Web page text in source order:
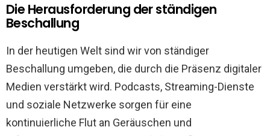
Die Herausforderung der ständigen
Beschallung
In der heutigen Welt sind wir von ständiger
Beschallung umgeben, die durch die Präsenz digitaler
Medien verstärkt wird. Podcasts, Streaming-Dienste
und soziale Netzwerke sorgen für eine
kontinuierliche Flut an Geräuschen und